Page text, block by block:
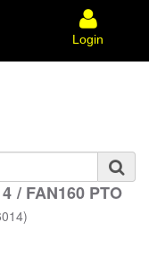
Login
/ FAN160 PTO